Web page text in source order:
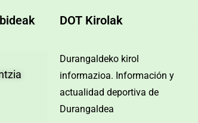
DOT Kirolak
Durangaldeko kirol
informazioa. Información y
actualidad deportiva de
Durangaldea